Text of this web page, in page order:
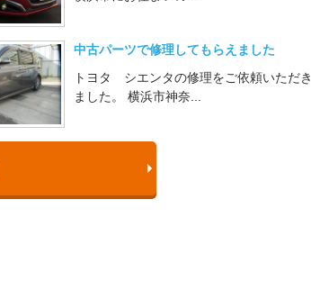
中古パーツで修理してもらえました
トヨタ シエンタの修理をご依頼いただき
ました。 横浜市神奈...